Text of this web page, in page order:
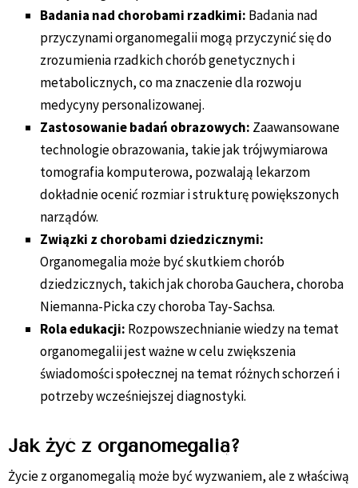
Badania nad chorobami rzadkimi: Badania nad
przyczynami organomegalii mogą przyczynić się do
zrozumienia rzadkich chorób genetycznych i
metabolicznych, co ma znaczenie dla rozwoju
medycyny personalizowanej.
Zastosowanie badań obrazowych: Zaawansowane
technologie obrazowania, takie jak trójwymiarowa
tomografia komputerowa, pozwalają lekarzom
dokładnie ocenić rozmiar i strukturę powiększonych
narządów.
Związki z chorobami dziedzicznymi:
Organomegalia może być skutkiem chorób
dziedzicznych, takich jak choroba Gauchera, choroba
Niemanna-Picka czy choroba Tay-Sachsa.
Rola edukacji: Rozpowszechnianie wiedzy na temat
organomegalii jest ważne w celu zwiększenia
świadomości społecznej na temat różnych schorzeń i
potrzeby wcześniejszej diagnostyki.
Jak żyć z organomegalią?
Życie z organomegalią może być wyzwaniem, ale z właściwą